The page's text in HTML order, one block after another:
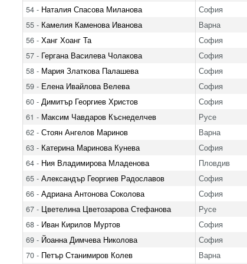
54 - Наталия Спасова Миланова София
55 - Камелия Каменова Иванова Варна
56 - Ханг Хоанг Та София
57 - Гергана Василева Чолакова София
58 - Мария Златкова Палашева София
59 - Елена Ивайлова Велева София
60 - Димитър Георгиев Христов София
61 - Максим Чавдаров Къснеделчев Русе
62 - Стоян Ангелов Маринов Варна
63 - Катерина Маринова Кунева София
64 - Ния Владимирова Младенова Пловдив
65 - Александър Георгиев Радославов София
66 - Адриана Антонова Соколова София
67 - Цветелина Цветозарова Стефанова Русе
68 - Иван Кирилов Муртов София
69 - Йоанна Димчева Николова София
70 - Петър Станимиров Колев Варна